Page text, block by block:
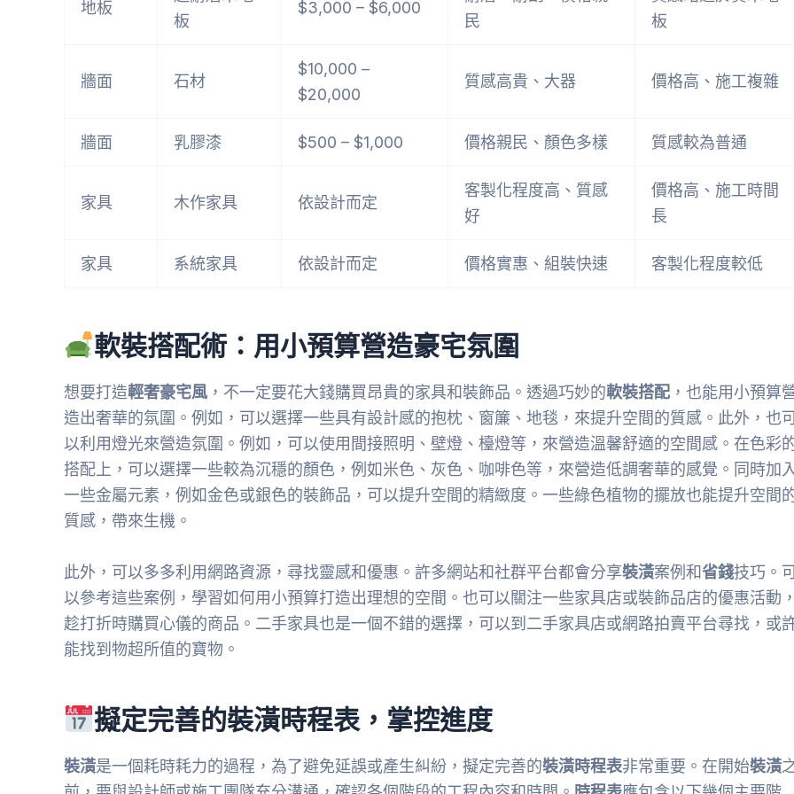
地板
板
$3,000 – $6,000
民
板
牆面 石材
$10,000 –
$20,000
質感高貴、大器 價格高、施工複雜
牆面 乳膠漆 $500 – $1,000 價格親民、顏色多樣 質感較為普通
家具 木作家具 依設計而定
客製化程度高、質感
好
價格高、施工時間
長
家具 系統家具 依設計而定 價格實惠、組裝快速 客製化程度較低
軟裝搭配術：用小預算營造豪宅氛圍
想要打造輕奢豪宅風 ，不一定要花大錢購買昂貴的家具和裝飾品。透過巧妙的軟裝搭配 ，也能用小預算
造出奢華的氛圍。例如，可以選擇一些具有設計感的抱枕、窗簾、地毯，來提升空間的質感。此外，也
以利用燈光來營造氛圍。例如，可以使用間接照明、壁燈、檯燈等，來營造溫馨舒適的空間感。在色彩
搭配上，可以選擇一些較為沉穩的顏色，例如米色、灰色、咖啡色等，來營造低調奢華的感覺。同時加
一些金屬元素，例如金色或銀色的裝飾品，可以提升空間的精緻度。一些綠色植物的擺放也能提升空間
質感，帶來生機。
此外，可以多多利用網路資源，尋找靈感和優惠。許多網站和社群平台都會分享裝潢案例和省錢技巧。
以參考這些案例，學習如何用小預算打造出理想的空間。也可以關注一些家具店或裝飾品店的優惠活動
趁打折時購買心儀的商品。二手家具也是一個不錯的選擇，可以到二手家具店或網路拍賣平台尋找，或
能找到物超所值的寶物。
擬定完善的裝潢時程表，掌控進度
裝潢是一個耗時耗力的過程，為了避免延誤或產生糾紛，擬定完善的裝潢時程表非常重要。在開始裝潢